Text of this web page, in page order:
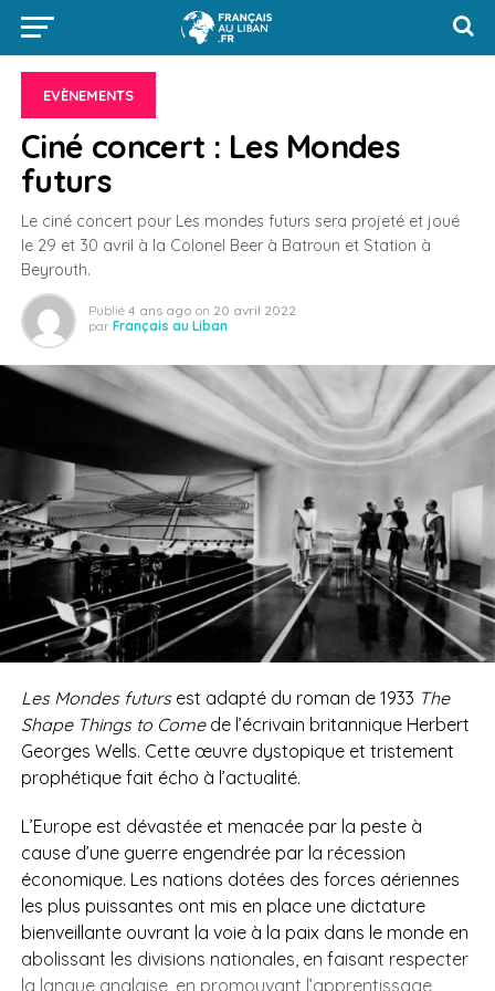
EVÈNEMENTS
Ciné concert : Les Mondes
futurs
Le ciné concert pour Les mondes futurs sera projeté et joué
le 29 et 30 avril à la Colonel Beer à Batroun et Station à
Beyrouth.
Publié 4 ans ago on 20 avril 2022
par Français au Liban
Les Mondes futursest adapté du roman de 1933 The
Shape Things to Comede l’écrivain britannique Herbert
Georges Wells. Cette œuvre dystopique et tristement
prophétique fait écho à l’actualité.
L’Europe est dévastée et menacée par la peste à
cause d’une guerre engendrée par la récession
économique. Les nations dotées des forces aériennes
les plus puissantes ont mis en place une dictature
bienveillante ouvrant la voie à la paix dans le monde en
abolissant les divisions nationales, en faisant respecter
la langue anglaise, en promouvant l’apprentissage